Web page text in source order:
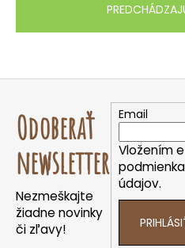
Z
Odoberať
newsletter
Nezmeškajte
žiadne novinky
či zľavy!
Email
Vložením
údajov.